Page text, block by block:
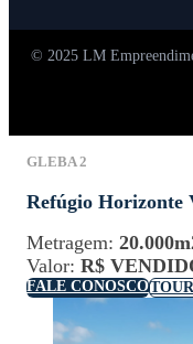
© 2025 LM
GLEBA 2
Refúgio Horizonte
Metragem:
Valor: R$
FALE CONOSCO